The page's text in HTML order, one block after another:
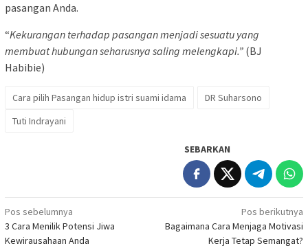
pasangan Anda.
“Kekurangan terhadap pasangan menjadi sesuatu yang
membuat hubungan seharusnya saling melengkapi.” (BJ
Habibie)
Cara pilih Pasangan hidup istri suami idama
DR Suharsono
Tuti Indrayani
SEBARKAN
Navigasi
pos
Pos sebelumnya
3 Cara Menilik Potensi Jiwa
Kewirausahaan Anda
Pos berikutnya
Bagaimana Cara Menjaga Motivasi
Kerja Tetap Semangat?